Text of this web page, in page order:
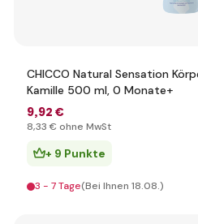
CHICCO Natural Sensation
Kamille 500 ml, 0 Monate+
9,92 €
8,33 € ohne MwSt
+ 9 Punkte
3 - 7 Tage(Bei Ihnen 18.08.)